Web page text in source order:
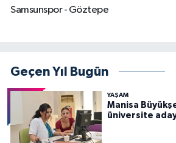
Samsunspor - Göztepe
Geçen Yıl Bugün
YAŞAM
Manisa
üniversite